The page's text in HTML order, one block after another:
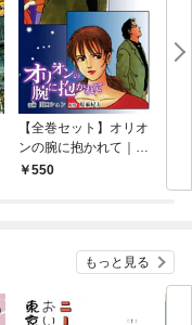
【全巻セット】オリオ
ンの腕に抱かれて｜全
2巻ワンコイン！！
550
もっと見る